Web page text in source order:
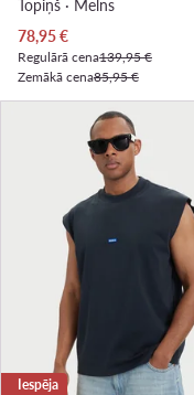
Topiņš · Melns
Pašreizējā cena
78,95€
Regulārā cena139,95 €
Zemākā cena85,95 €
Iespēja